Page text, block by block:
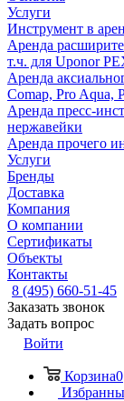
Услуги
Инструмент в
Аренда
т.ч. для Uponor
Аренда
Comap, Pro Aqua,
Аренда пресс-
нержавейки
Аренда прочего
Услуги
Бренды
Доставка
Компания
О компании
Сертификаты
Объекты
Контакты
8 (495) 660-51-45
Заказать звонок
Задать вопрос
Войти
Корзина0